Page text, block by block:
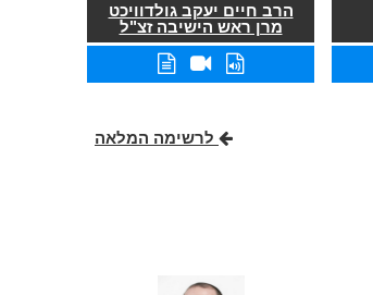
הרב חיים יעקב גולדוויכט
מרן ראש הישיבה זצ"ל
לרשימה המלאה